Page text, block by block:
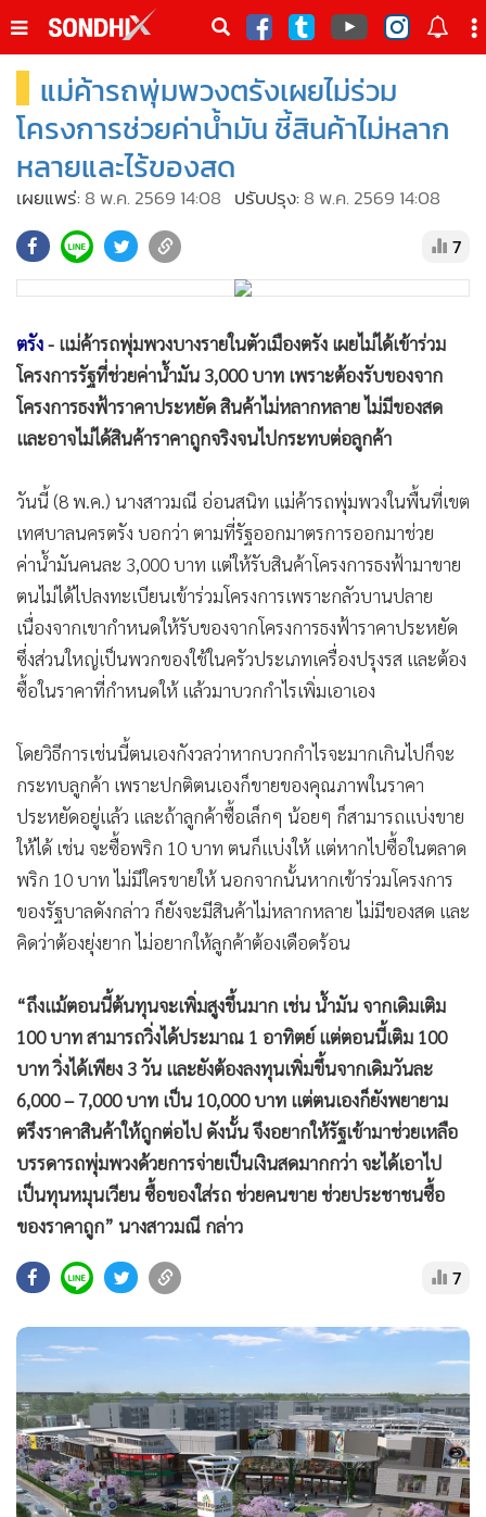
ดต
หน้าหลัก
• World Talk
• ผู้เฒ่าเล่าเรื่อง
• ข่าวลึกปมลับ
• ผู้จัดกวน
• น่าสนใจ
• ข่าวอัพเดต
• เศรษฐกิจ-ธุรกิจ
สังคม-โซเชียล
แม่ค้ารถพุ่มพวงตรังเผยไม่ร่วม
โครงการช่วยค่าน้ำมัน ชี้สินค้าไม่หลาก
หลายและไร้ของสด
เผยแพร่: 8 พ.ค. 2569 14:08 ปรับปรุง: 8 พ.ค. 2569 14:08
7
ตรัง- แม่ค้ารถพุ่มพวงบางรายในตัวเมืองตรัง เผยไม่ได้เข้าร่วม
โครงการรัฐที่ช่วยค่าน้ำมัน 3,000 บาท เพราะต้องรับของจาก
โครงการธงฟ้าราคาประหยัด สินค้าไม่หลากหลาย ไม่มีของสด
และอาจไม่ได้สินค้าราคาถูกจริงจนไปกระทบต่อลูกค้า
วันนี้ (8 พ.ค.) นางสาวมณี อ่อนสนิท แม่ค้ารถพุ่มพวงในพื้นที่เขต
เทศบาลนครตรัง บอกว่า ตามที่รัฐออกมาตรการออกมาช่วย
ค่าน้ำมันคนละ 3,000 บาท แต่ให้รับสินค้าโครงการธงฟ้ามาขาย
ตนไม่ได้ไปลงทะเบียนเข้าร่วมโครงการเพราะกลัวบานปลาย
เนื่องจากเขากำหนดให้รับของจากโครงการธงฟ้าราคาประหยัด
ซึ่งส่วนใหญ่เป็นพวกของใช้ในครัวประเภทเครื่องปรุงรส และต้อง
ซื้อในราคาที่กำหนดให้ แล้วมาบวกกำไรเพิ่มเอาเอง
โดยวิธีการเช่นนี้ตนเองกังวลว่าหากบวกกำไรจะมากเกินไปก็จะ
กระทบลูกค้า เพราะปกติตนเองก็ขายของคุณภาพในราคา
ประหยัดอยู่แล้ว และถ้าลูกค้าซื้อเล็กๆ น้อยๆ ก็สามารถแบ่งขาย
ให้ได้ เช่น จะซื้อพริก 10 บาท ตนก็แบ่งให้ แต่หากไปซื้อในตลาด
พริก 10 บาท ไม่มีใครขายให้ นอกจากนั้นหากเข้าร่วมโครงการ
ของรัฐบาลดังกล่าว ก็ยังจะมีสินค้าไม่หลากหลาย ไม่มีของสด และ
คิดว่าต้องยุ่งยาก ไม่อยากให้ลูกค้าต้องเดือดร้อน
“ถึงแม้ตอนนี้ต้นทุนจะเพิ่มสูงขึ้นมาก เช่น น้ำมัน จากเดิมเติม
100 บาท สามารถวิ่งได้ประมาณ 1 อาทิตย์ แต่ตอนนี้เติม 100
บาท วิ่งได้เพียง 3 วัน และยังต้องลงทุนเพิ่มขึ้นจากเดิมวันละ
6,000 – 7,000 บาท เป็น 10,000 บาท แต่ตนเองก็ยังพยายาม
ตรึงราคาสินค้าให้ถูกต่อไป ดังนั้น จึงอยากให้รัฐเข้ามาช่วยเหลือ
บรรดารถพุ่มพวงด้วยการจ่ายเป็นเงินสดมากกว่า จะได้เอาไป
เป็นทุนหมุนเวียน ซื้อของใส่รถ ช่วยคนขาย ช่วยประชาชนซื้อ
ของราคาถูก” นางสาวมณี กล่าว
7